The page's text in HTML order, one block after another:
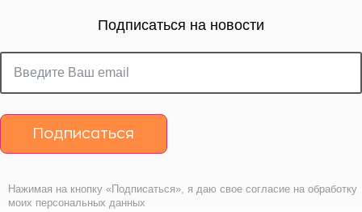
Подписаться на новости
Подписаться
Нажимая на кнопку «Подписаться», я даю свое согласие на обработку
моих персональных данных